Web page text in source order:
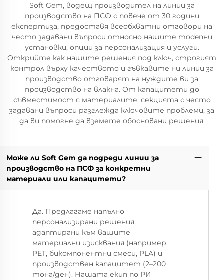
Soft Gem, водещ производител на линии за
производство на ПСФ с повече от 30 години
експертиза, предоставя всеобхватни отговори на
често задавани въпроси относно нашите modenни
установки, опции за персонализация и услуги.
Открийте как нашите решения под ключ, строгият
контрол върху качеството и гъвкавите ни линии за
производство отговарят на нуждите ви за
производство на влакна. От капацитети до
съвместимост с материалите, секцията с често
задавани въпроси разглежда ключовите проблеми, за
да ви помогне да вземете обосновани решения.
Може ли Soft Gem да подреди линии за
производство на ПСФ за конкретни
материали или капацитети?
Да. Предлагаме напълно
персонализирани решения,
адаптирани към вашите
материални изисквания (например,
PET, бикомпонентни смеси, PLA) и
производствен капацитет (2–200
тона/ден). Нашата екип по РИ